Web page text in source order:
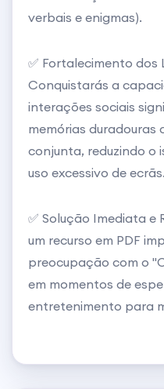
verbais e enigmas).
✅ Fortalecimento dos
Conquistarás a
interações sociais
memórias duradouras
conjunta, reduzindo o
uso excessivo de ecrãs.
✅ Solução Imediata e
um recurso em PDF
preocupação com o
em momentos de
entretenimento para